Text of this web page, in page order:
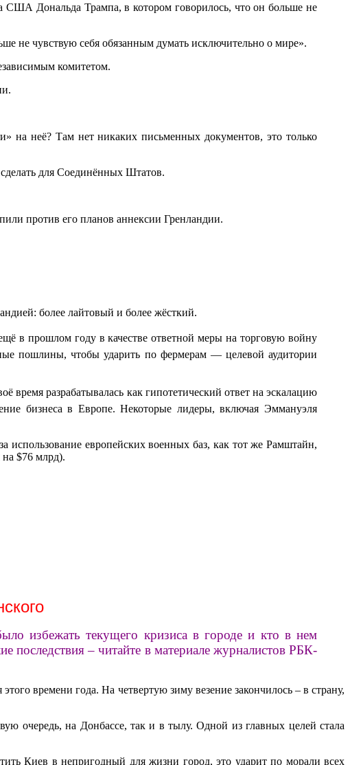
США Дональда Трампа, в котором говорилось, что он больше не
не чувствую себя обязанным думать исключительно о мире».
комитетом.
на неё? Там нет никаких письменных документов, это только
для Соединённых Штатов.
против его планов аннексии Гренландии.
более лайтовый и более жёсткий.
в прошлом году в качестве ответной меры на торговую войну
пошлины, чтобы ударить по фермерам — целевой аудитории
время разрабатывалась как гипотетический ответ на эскалацию
бизнеса в Европе. Некоторые лидеры, включая Эммануэля
европейских военных баз, как тот же Рамштайн,
на $76 млрд).
избежать текущего кризиса в городе и кто в нем
последствия – читайте в материале журналистов РБК-
времени года. На четвертую зиму везение закончилось – в страну,
очередь, на Донбассе, так и в тылу. Одной из главных целей стала
Киев в непригодный для жизни город, это ударит по морали всех